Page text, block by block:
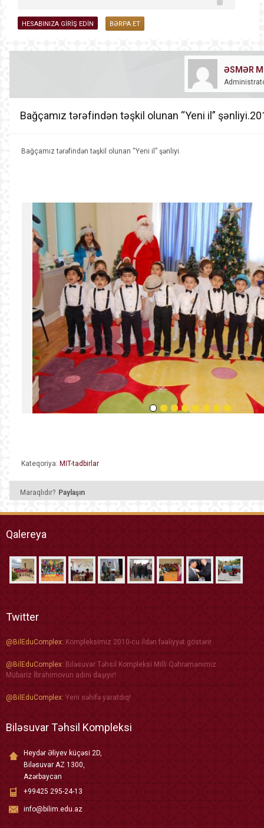
BƏRPA ET
ƏSMƏR
Bağçamız tərəfindən təşkil olunan “Yeni il”
Bağçamız tərəfindən təşkil olunan “Yeni il” şənliyi.
Kateqoriya: MIT-tadbirlar
Maraqlıdır? Paylaşın
Qalereya
Twitter
@BilEduComplex: Kompleksimiz 2010-cu ildən fəaliyyət göstərir
@BilEduComplex: Biləsuvar Təhsil Kompleksi Milli Qəhrəmanımız
Mübariz İbrahimovun adını daşıyır!
@BilEduComplex: Yeni səhifə yaratdıq!
Biləsuvar Təhsil Kompleksi
Heydər Əliyev küçəsi 2D,
Biləsuvar AZ 1300,
Azərbaycan
+99425 295-24-13
info@bilim.edu.az